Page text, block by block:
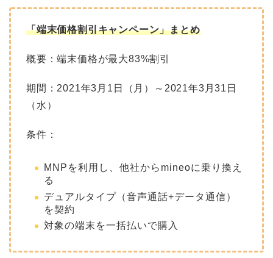
「端末価格割引キャンペーン」まとめ
概要：端末価格が最大83%割引
期間：2021年3月1日（月）～2021年3月31日
（水）
条件：
MNPを利用し、他社からmineoに乗り換え
る
デュアルタイプ（音声通話+データ通信）
を契約
対象の端末を一括払いで購入